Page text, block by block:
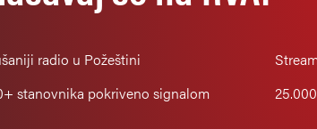
radio u Požeštini
stanovnika pokriveno signalom